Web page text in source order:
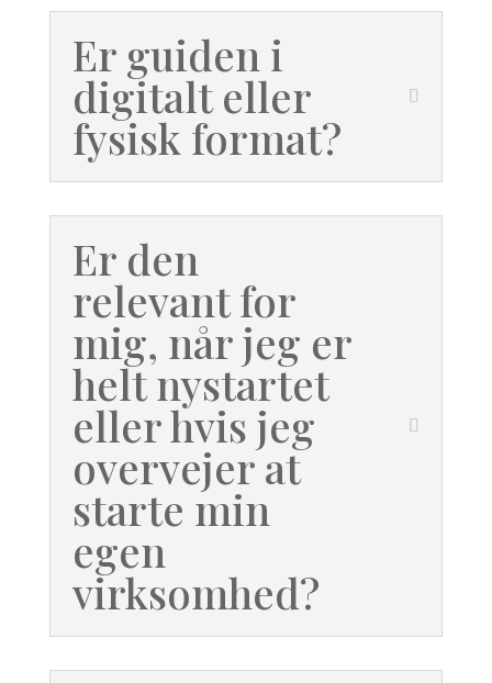
Er guiden i
digitalt eller
fysisk format?
Er den
relevant for
mig, når jeg er
helt nystartet
eller hvis jeg
overvejer at
starte min
egen
virksomhed?